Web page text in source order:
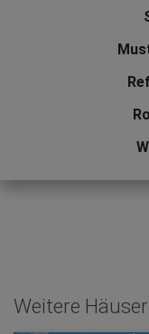
Weitere